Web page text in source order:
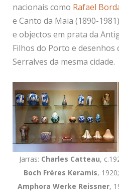
nacionais como Rafael
e Canto da Maia (1890-
e objectos em prata da
Filhos do Porto e desenhos
Serralves da mesma cidade.
Jarras: Charles Catteau,
Boch Fréres Keramis, 1920;
Amphora Werke Reissner,